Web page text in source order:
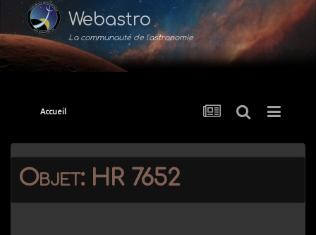
Webastro
La communauté de l'astronomie
Accueil
Objet: HR 7652